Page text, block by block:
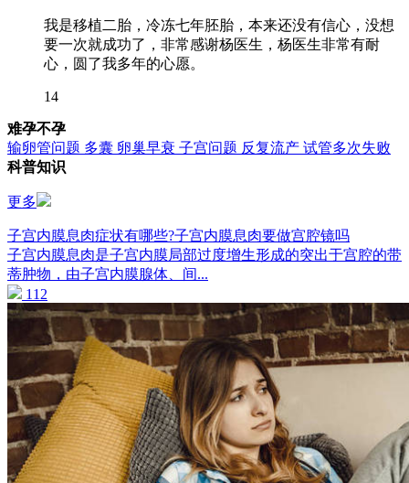
我是移植二胎，冷冻七年胚胎，本来还没有信心，没想
要一次就成功了，非常感谢杨医生，杨医生非常有耐
心，圆了我多年的心愿。
14
难孕不孕
输卵管问题 多囊 卵巢早衰 子宫问题 反复流产 试管多次失败
科普知识
更多
子宫内膜息肉症状有哪些?子宫内膜息肉要做宫腔镜吗
子宫内膜息肉是子宫内膜局部过度增生形成的突出于宫腔的带
蒂肿物，由子宫内膜腺体、间...
112